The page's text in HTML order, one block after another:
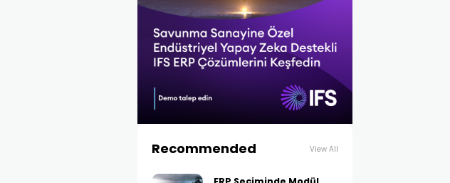
Recommended View All